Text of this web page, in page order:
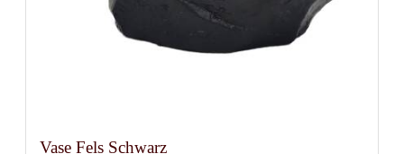
Vase Fels Schwarz